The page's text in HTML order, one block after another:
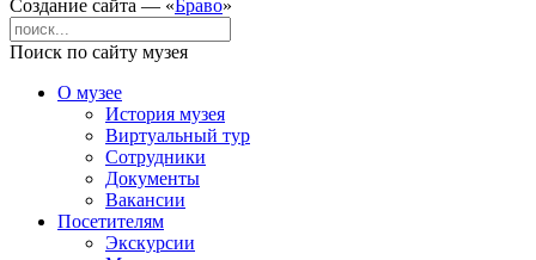
Создание сайта — «Браво»
Поиск по сайту музея
О музее
История музея
Виртуальный тур
Сотрудники
Документы
Вакансии
Посетителям
Экскурсии